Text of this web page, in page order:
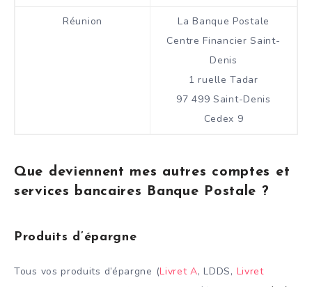
Réunion
La Banque Postale
Centre Financier Saint-
Denis
1 ruelle Tadar
97 499 Saint-Denis
Cedex 9
Que deviennent mes autres comptes et
services bancaires Banque Postale ?
Produits d’épargne
Tous vos produits d’épargne (Livret A, LDDS, Livret